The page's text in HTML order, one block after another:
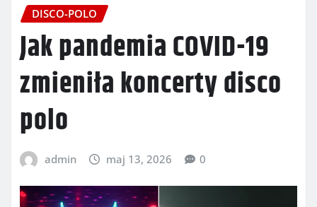
DISCO-POLO
Jak pandemia COVID-19
zmieniła koncerty disco
polo
admin maj 13, 2026 0